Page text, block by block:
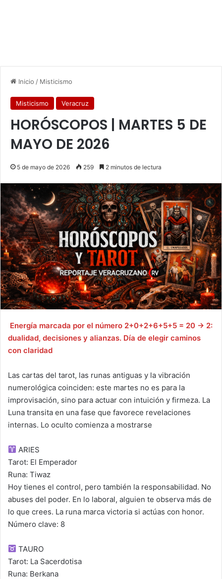
Inicio / Misticismo
Misticismo Veracruz
HORÓSCOPOS | MARTES 5 DE
MAYO DE 2026
5 de mayo de 2026 259 2 minutos de lectura
Energía marcada por el número 2+0+2+6+5+5 = 20 → 2:
dualidad, decisiones y alianzas. Día de elegir caminos
con claridad
Las cartas del tarot, las runas antiguas y la vibración
numerológica coinciden: este martes no es para la
improvisación, sino para actuar con intuición y firmeza. La
Luna transita en una fase que favorece revelaciones
internas. Lo oculto comienza a mostrarse
ARIES
Tarot: El Emperador
Runa: Tiwaz
Hoy tienes el control, pero también la responsabilidad. No
abuses del poder. En lo laboral, alguien te observa más de
lo que crees. La runa marca victoria si actúas con honor.
Número clave: 8
TAURO
Tarot: La Sacerdotisa
Runa: Berkana